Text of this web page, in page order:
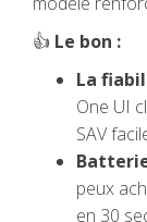
👍 Le bon :
La
One UI
SAV
peux
en 30